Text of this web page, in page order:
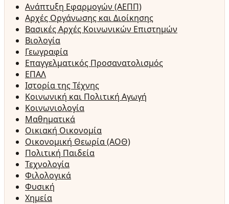
Ανάπτυξη Εφαρμογών (ΑΕΠΠ)
Αρχές Οργάνωσης και Διοίκησης
Βασικές Αρχές Κοινωνικών Επιστημών
Βιολογία
Γεωγραφία
Επαγγελματικός Προσανατολισμός
ΕΠΑΛ
Ιστορία της Τέχνης
Κοινωνική και Πολιτική Αγωγή
Κοινωνιολογία
Μαθηματικά
Οικιακή Οικονομία
Οικονομική Θεωρία (ΑΟΘ)
Πολιτική Παιδεία
Τεχνολογία
Φιλολογικά
Φυσική
Χημεία